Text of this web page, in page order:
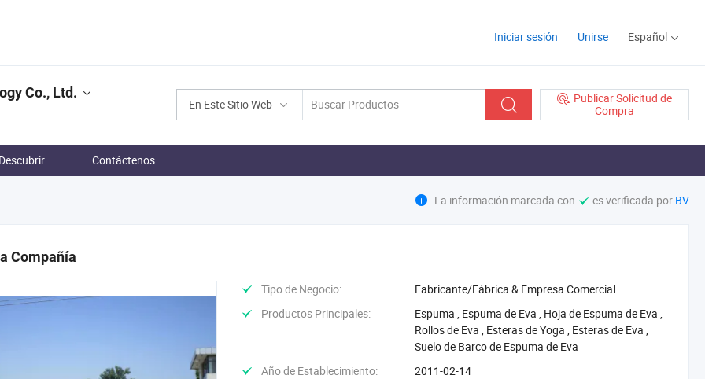
Iniciar sesión Unirse Español
En Este Sitio Web
Publicar Solicitud de
Compra
Co., Ltd.
Descubrir Contáctenos
La información marcada con es verificada por BV
Compañía
Tipo de Negocio:
Fabricante/Fábrica & Empresa Comercial
Productos Principales:
‪Espuma‬ , ‪Espuma de Eva‬ , ‪Hoja de Espuma de Eva‬ ,
‪Rollos de Eva‬ , ‪Esteras de Yoga‬ , ‪Esteras de Eva‬ ,
‪Suelo de Barco de Espuma de Eva‬
Año de Establecimiento:
2011-02-14